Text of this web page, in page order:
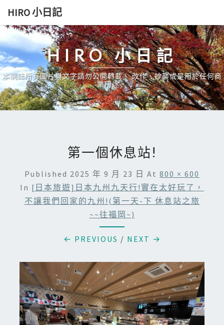
Skip
content
HIRO 小日記
HIRO 小日記
本網誌所有圖片與文字請勿公開轉載、 改作、抄襲或是用於任何商
業用途。
第一個休息站!
Published 2025 年 9 月 23 日 At 800 × 600
In [日本旅遊]日本九州九天行!實在太好玩了，
不讓我們回家的九州!(第一天-下 休息站之旅
~~往福岡~)
← PREVIOUS / NEXT →